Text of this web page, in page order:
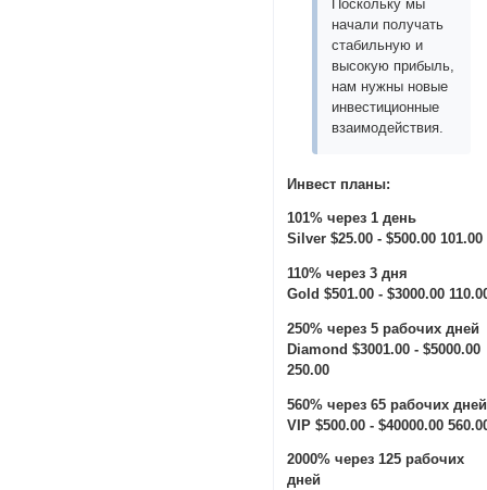
Поскольку мы
начали получать
стабильную и
высокую прибыль,
нам нужны новые
инвестиционные
взаимодействия.
Инвест планы:
101% через 1 день
Silver $25.00 - $500.00 101.00
110% через 3 дня
Gold $501.00 - $3000.00
250% через 5 рабочих дней
Diamond $3001.00 - $5000.00
250.00
560% через 65 рабочих дней
VIP $500.00 - $40000.00
2000% через 125 рабочих
дней